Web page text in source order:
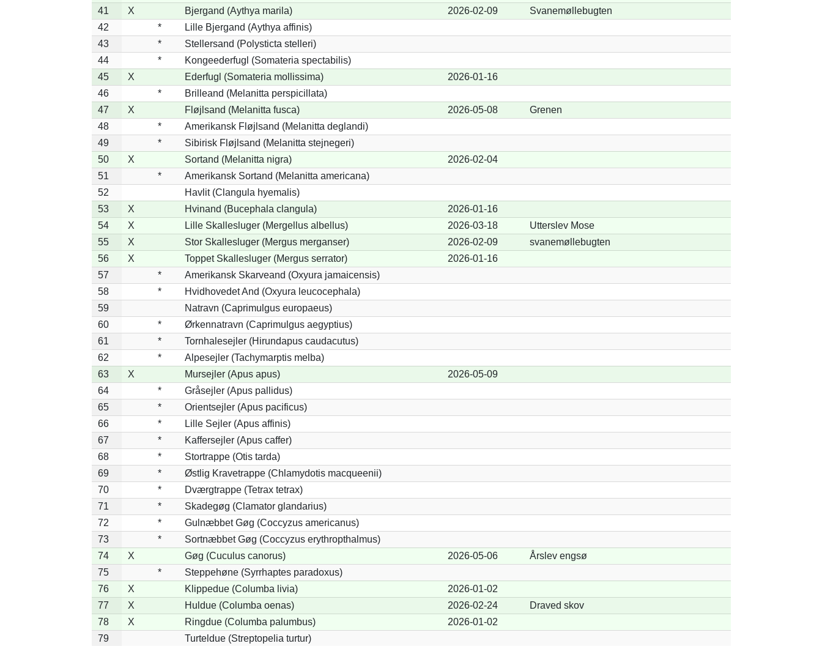
41
X Bjergand (Aythya marila) 2026-02-09
Svanemøllebugten
42
*
Lille Bjergand (Aythya affinis)
43
*
Stellersand (Polysticta stelleri)
44
*
Kongeederfugl (Somateria spectabilis)
45
X Ederfugl (Somateria mollissima)
2026-01-16
46
*
Brilleand (Melanitta perspicillata)
47
X Fløjlsand (Melanitta fusca) 2026-05-08
Grenen
48
*
Amerikansk Fløjlsand (Melanitta deglandi)
49
*
Sibirisk Fløjlsand (Melanitta stejnegeri)
50
X Sortand (Melanitta nigra)
2026-02-04
51
*
Amerikansk Sortand (Melanitta americana)
52
Havlit (Clangula hyemalis)
53
X Hvinand (Bucephala clangula)
2026-01-16
54
X Lille Skallesluger (Mergellus albellus) 2026-03-18
Utterslev Mose
55
X Stor Skallesluger (Mergus merganser) 2026-02-09
svanemøllebugten
56
X Toppet Skallesluger (Mergus serrator)
2026-01-16
57
*
Amerikansk Skarveand (Oxyura jamaicensis)
58
*
Hvidhovedet And (Oxyura leucocephala)
59
Natravn (Caprimulgus europaeus)
60
*
Ørkennatravn (Caprimulgus aegyptius)
61
*
Tornhalesejler (Hirundapus caudacutus)
62
*
Alpesejler (Tachymarptis melba)
63
X Mursejler (Apus apus)
2026-05-09
64
*
Gråsejler (Apus pallidus)
65
*
Orientsejler (Apus pacificus)
66
*
Lille Sejler (Apus affinis)
67
*
Kaffersejler (Apus caffer)
68
*
Stortrappe (Otis tarda)
69
*
Østlig Kravetrappe (Chlamydotis macqueenii)
70
*
Dværgtrappe (Tetrax tetrax)
71
*
Skadegøg (Clamator glandarius)
72
*
Gulnæbbet Gøg (Coccyzus americanus)
73
*
Sortnæbbet Gøg (Coccyzus erythropthalmus)
74
X Gøg (Cuculus canorus) 2026-05-06
Årslev engsø
75
*
Steppehøne (Syrrhaptes paradoxus)
76
X Klippedue (Columba livia)
2026-01-02
77
X Huldue (Columba oenas) 2026-02-24
Draved skov
78
X Ringdue (Columba palumbus)
2026-01-02
79
Turteldue (Streptopelia turtur)